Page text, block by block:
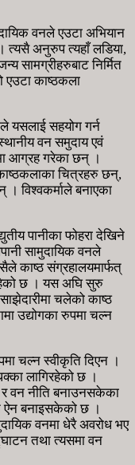
वनले एउटा अभियान
त्यसै अनुरुप त्यहाँ लडिया,
सामग्रीहरुबाट निर्मित
एउटा काष्ठकला
यसलाई सहयोग गर्न
वन समुदाय एवं
आग्रह गरेका छन् ।
चित्रहरु छन्,
विश्वकर्माले बनाएका
पानीका फोहरा देखिने
सामुदायिक वनले
काष्ठ संग्रहालयमार्फत्
छ । यस अघि सुरु
चलेको काष्ठ
उद्योगका रुपमा चल्न
चल्न स्वीकृति दिएन ।
लागिरहेको छ ।
वन नीति बनाउनसकेका
ऐन बनाइसकेको छ ।
वनमा धेरै अवरोध भए
तथा त्यसमा वन